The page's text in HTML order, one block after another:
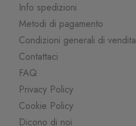
Info spedizioni
Metodi di pagamento
Condizioni generali di vendita
Contattaci
FAQ
Privacy Policy
Cookie Policy
Dicono di noi